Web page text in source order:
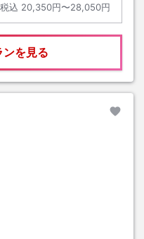
税込 20,350円〜28,050円
を見る